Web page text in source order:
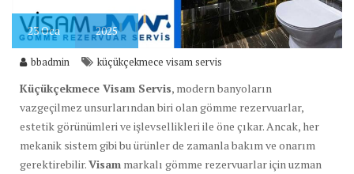
23Oca 2025
bbadmin küçükçekmece visam servis
Küçükçekmece Visam Servis, modern banyoların
vazgeçilmez unsurlarından biri olan gömme rezervuarlar,
estetik görünümleri ve işlevsellikleri ile öne çıkar. Ancak, her
mekanik sistem gibi bu ürünler de zamanla bakım ve onarım
gerektirebilir.Visam markalı gömme rezervuarlar için uzman